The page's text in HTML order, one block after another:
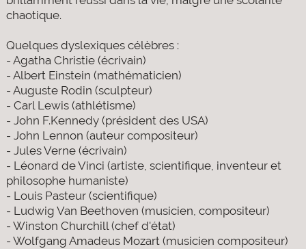
chaotique.
Quelques dyslexiques célèbres :
- Agatha Christie (écrivain)
- Albert Einstein (mathématicien)
- Auguste Rodin (sculpteur)
- Carl Lewis (athlétisme)
- John F.Kennedy (président des USA)
- John Lennon (auteur compositeur)
- Jules Verne (écrivain)
- Léonard de Vinci (artiste, scientifique, inventeur et
philosophe humaniste)
- Louis Pasteur (scientifique)
- Ludwig Van Beethoven (musicien, compositeur)
- Winston Churchill (chef d'état)
- Wolfgang Amadeus Mozart (musicien compositeur)